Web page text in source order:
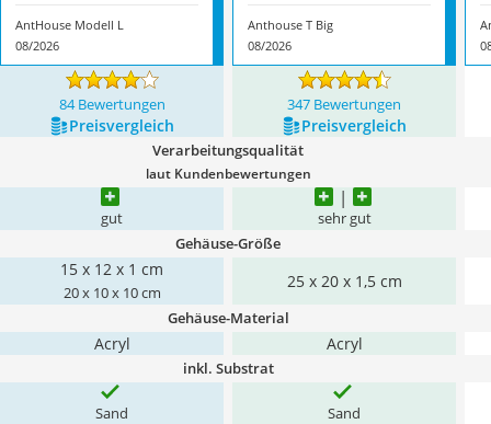
AntHouse Modell L
08/2026
Anthouse T Big
08/2026
84 Bewertungen 347 Bewertungen
Preis­vergleich Preis­vergleich
Verarbeitungsqualität
laut Kundenbewertungen
gut sehr gut
Gehäuse-Größe
15 x 12 x 1 cm
20 x 10 x 10 cm
25 x 20 x 1,5 cm
Gehäuse-Material
Acryl Acryl
inkl. Substrat
Sand Sand